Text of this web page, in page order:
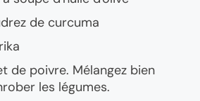
de curcuma
de poivre. Mélangez bien
les légumes.